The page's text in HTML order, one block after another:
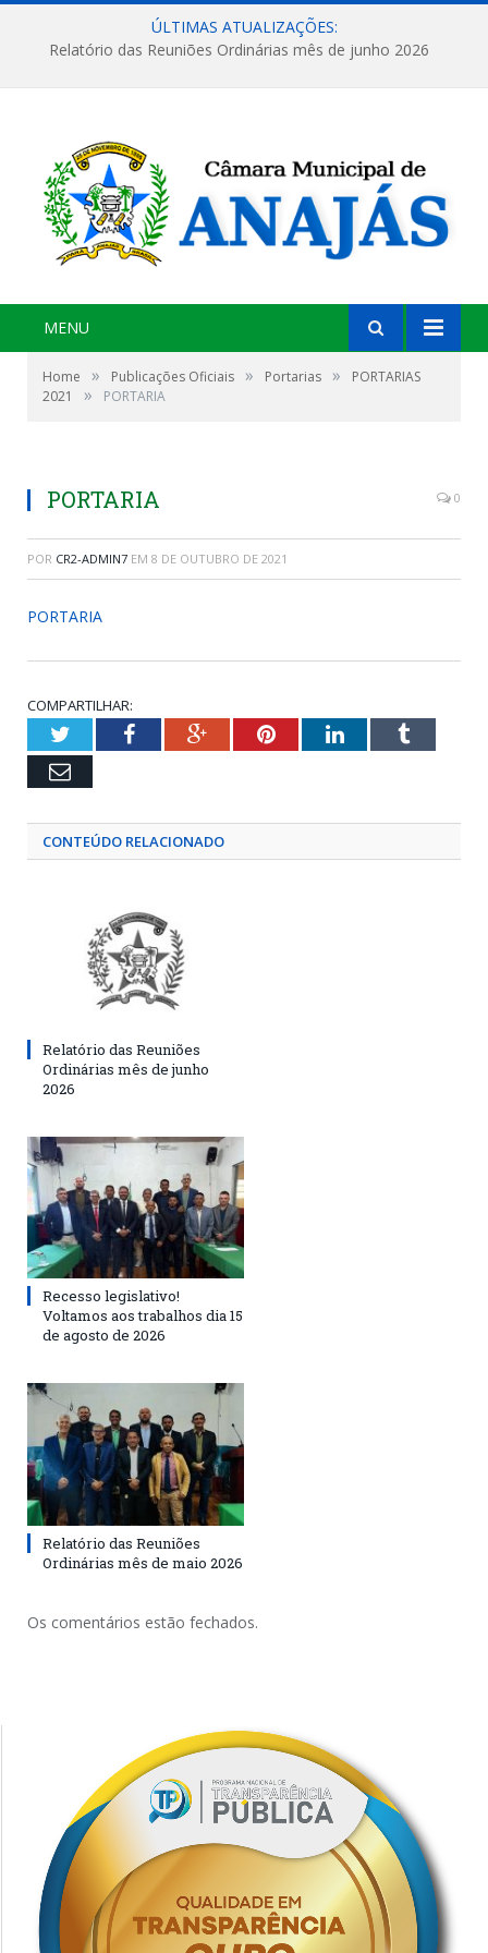
ÚLTIMAS ATUALIZAÇÕES:
Relatório das Reuniões Ordinárias mês de junho 2026
MENU
Home » Publicações Oficiais » Portarias »
PORTARIAS
2021
» PORTARIA
PORTARIA 0
POR CR2-ADMIN7 EM 8 DE OUTUBRO DE 2021
PORTARIA
COMPARTILHAR:
TwitterFacebookGoogle+PinterestLinkedInTumblr
Email
CONTEÚDO RELACIONADO
Relatório das Reuniões
Ordinárias mês de junho
2026
Recesso legislativo!
Voltamos aos trabalhos dia 15
de agosto de 2026
Relatório das Reuniões
Ordinárias mês de maio 2026
Os comentários estão fechados.